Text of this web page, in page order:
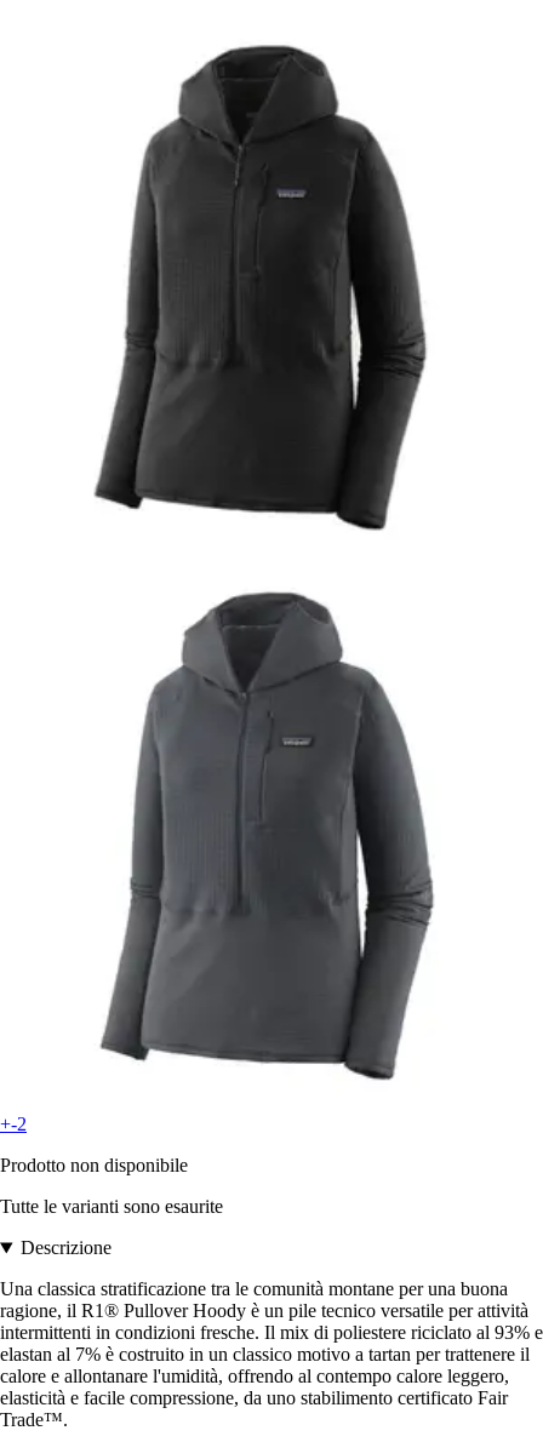
+-2
Prodotto non disponibile
Tutte le varianti sono esaurite
Descrizione
Una classica stratificazione tra le comunità montane per una buona
ragione, il R1® Pullover Hoody è un pile tecnico versatile per attività
intermittenti in condizioni fresche. Il mix di poliestere riciclato al 93% e
elastan al 7% è costruito in un classico motivo a tartan per trattenere il
calore e allontanare l'umidità, offrendo al contempo calore leggero,
elasticità e facile compressione, da uno stabilimento certificato Fair
Trade™.